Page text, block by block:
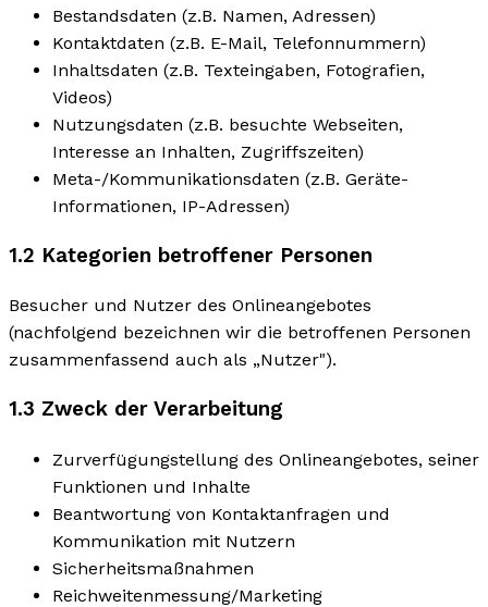
Bestandsdaten (z.B. Namen, Adressen)
Kontaktdaten (z.B. E-Mail, Telefonnummern)
Inhaltsdaten (z.B. Texteingaben, Fotografien,
Videos)
Nutzungsdaten (z.B. besuchte Webseiten,
Interesse an Inhalten, Zugriffszeiten)
Meta-/Kommunikationsdaten (z.B. Geräte-
Informationen, IP-Adressen)
1.2 Kategorien betroffener Personen
Besucher und Nutzer des Onlineangebotes
(nachfolgend bezeichnen wir die betroffenen Personen
zusammenfassend auch als „Nutzer").
1.3 Zweck der Verarbeitung
Zurverfügungstellung des Onlineangebotes, seiner
Funktionen und Inhalte
Beantwortung von Kontaktanfragen und
Kommunikation mit Nutzern
Sicherheitsmaßnahmen
Reichweitenmessung/Marketing